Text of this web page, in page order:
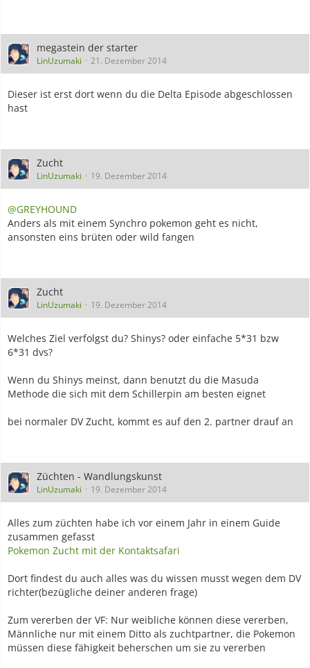
megastein der starter
LinUzumaki 21. Dezember 2014
Dieser ist erst dort wenn du die Delta Episode abgeschlossen
hast
Zucht
LinUzumaki 19. Dezember 2014
@GREYHOUND
Anders als mit einem Synchro pokemon geht es nicht,
ansonsten eins brüten oder wild fangen
Zucht
LinUzumaki 19. Dezember 2014
Welches Ziel verfolgst du? Shinys? oder einfache 5*31 bzw
6*31 dvs?
Wenn du Shinys meinst, dann benutzt du die Masuda
Methode die sich mit dem Schillerpin am besten eignet
bei normaler DV Zucht, kommt es auf den 2. partner drauf an
Züchten - Wandlungskunst
LinUzumaki 19. Dezember 2014
Alles zum züchten habe ich vor einem Jahr in einem Guide
zusammen gefasst
Pokemon Zucht mit der Kontaktsafari
Dort findest du auch alles was du wissen musst wegen dem DV
richter(bezügliche deiner anderen frage)
Zum vererben der VF: Nur weibliche können diese vererben,
Männliche nur mit einem Ditto als zuchtpartner, die Pokemon
müssen diese fähigkeit beherschen um sie zu vererben